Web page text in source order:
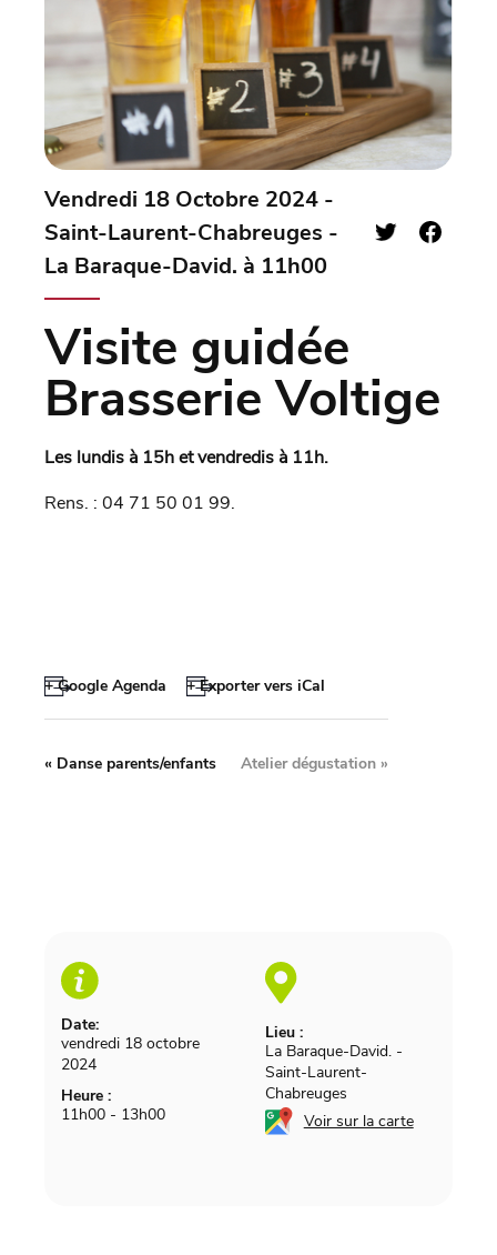
Vendredi 18 Octobre 2024 -
Saint-Laurent-Chabreuges -
La Baraque-David. à 11h00
Visite guidée
Brasserie Voltige
Les lundis à 15h et vendredis à 11h.
Rens. : 04 71 50 01 99.
+ Google Agenda + Exporter vers iCal
Date:
vendredi 18 octobre
2024
Heure :
11h00 - 13h00
Lieu :
La Baraque-David. -
Saint-Laurent-
Chabreuges
Voir sur la carte
« Danse parents/enfants Atelier dégustation »